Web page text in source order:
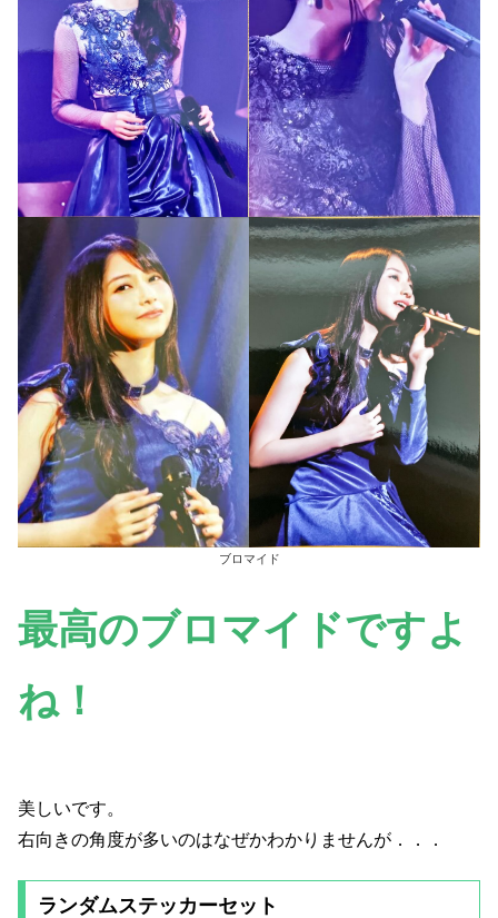
ブロマイド
最高のブロマイドですよ
ね！
美しいです。
右向きの角度が多いのはなぜかわかりませんが．．．
ランダムステッカーセット